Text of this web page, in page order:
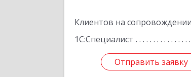
Клиентов на сопровождении
1С:Специалист
Отправить заявку
Отправить заявку